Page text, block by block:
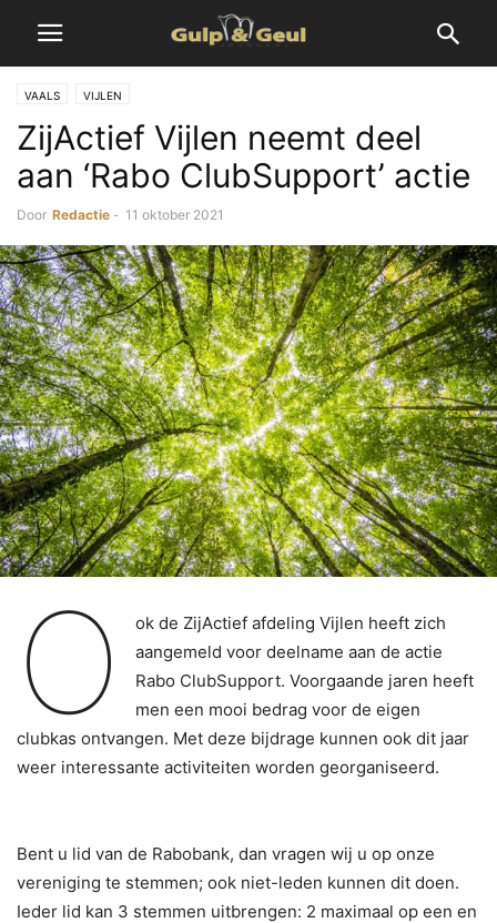
VAALS VIJLEN
ZijActief Vijlen neemt deel
aan ‘Rabo ClubSupport’ actie
Door Redactie - 11 oktober 2021
O
ok de ZijActief afdeling Vijlen heeft zich
aangemeld voor deelname aan de actie
Rabo ClubSupport. Voorgaande jaren heeft
men een mooi bedrag voor de eigen
clubkas ontvangen. Met deze bijdrage kunnen ook dit jaar
weer interessante activiteiten worden georganiseerd.
Bent u lid van de Rabobank, dan vragen wij u op onze
vereniging te stemmen; ook niet-leden kunnen dit doen.
Ieder lid kan 3 stemmen uitbrengen: 2 maximaal op een en